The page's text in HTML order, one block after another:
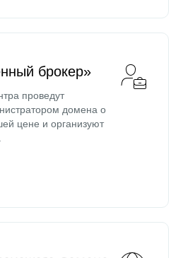
брокер»
проведут
домена о
цене и организуют